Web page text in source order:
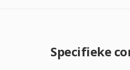
Specifieke